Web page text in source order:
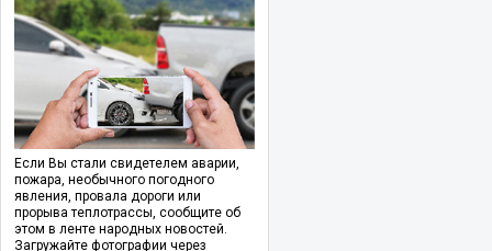
Если Вы стали свидетелем аварии,
пожара, необычного погодного
явления, провала дороги или
прорыва теплотрассы, сообщите об
этом в ленте народных новостей.
Загружайте фотографии через